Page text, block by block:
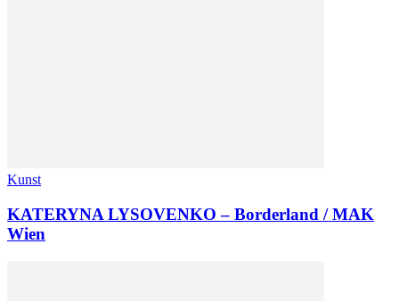
Kunst
KATERYNA LYSOVENKO – Borderland / MAK
Wien